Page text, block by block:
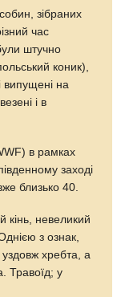
зібраних
час
штучно
коник),
випущені на
і в
в рамках
заході
близько 40.
невеликий
з ознак,
хребта, а
Травоїд; у